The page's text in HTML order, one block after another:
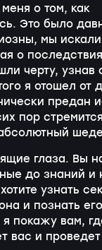
меня о том, как
Это было
мы
о
черту, узнав
я отошел от
предан
пор
глаза. Вы
до знаний и
узнать
и познать
покажу вам,
вас и